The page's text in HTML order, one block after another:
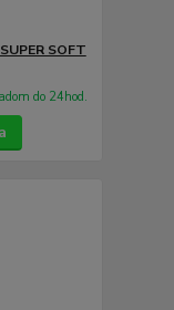
SOFT
do 24hod.